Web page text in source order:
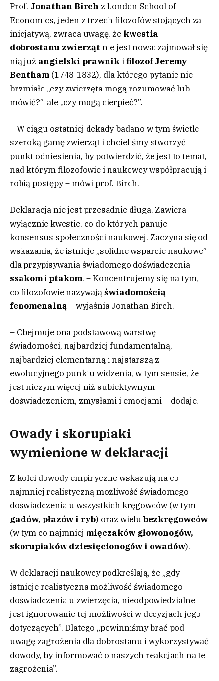
Prof. Jonathan Birch z London School of
Economics, jeden z trzech filozofów stojących za
inicjatywą, zwraca uwagę, że kwestia
dobrostanu zwierząt nie jest nowa: zajmował się
nią już angielski prawnik ifilozofJeremy
Bentham (1748-1832), dla którego pytanie nie
brzmiało „czy zwierzęta mogą rozumować lub
mówić?”, ale „czy mogą cierpieć?”.
– W ciągu ostatniej dekady badano w tym świetle
szeroką gamę zwierząt i chcieliśmy stworzyć
punkt odniesienia, by potwierdzić, że jest to temat,
nad którym filozofowie i naukowcy współpracują i
robią postępy – mówi prof. Birch.
Deklaracja nie jest przesadnie długa. Zawiera
wyłącznie kwestie, co do których panuje
konsensus społeczności naukowej. Zaczyna się od
wskazania, że istnieje „solidne wsparcie naukowe”
dla przypisywania świadomego doświadczenia
ssakom i ptakom. – Koncentrujemy się na tym,
co filozofowie nazywająświadomością
fenomenalną– wyjaśnia Jonathan Birch.
– Obejmuje ona podstawową warstwę
świadomości, najbardziej fundamentalną,
najbardziej elementarną i najstarszą z
ewolucyjnego punktu widzenia, w tym sensie, że
jest niczym więcej niż subiektywnym
doświadczeniem, zmysłami i emocjami – dodaje.
Owady i skorupiaki
wymienione w deklaracji
Z kolei dowody empiryczne wskazują na co
najmniej realistyczną możliwość świadomego
doświadczenia u wszystkich kręgowców (w tym
gadów, płazów i ryb) oraz wielubezkręgowców
(w tym co najmniej mięczaków głowonogów,
skorupiaków dziesięcionogów i owadów).
W deklaracji naukowcy podkreślają, że „gdy
istnieje realistyczna możliwość świadomego
doświadczenia u zwierzęcia, nieodpowiedzialne
jest ignorowanie tej możliwości w decyzjach jego
dotyczących”. Dlatego „powinniśmy brać pod
uwagę zagrożenia dla dobrostanu i wykorzystywać
dowody, by informować o naszych reakcjach na te
zagrożenia”.